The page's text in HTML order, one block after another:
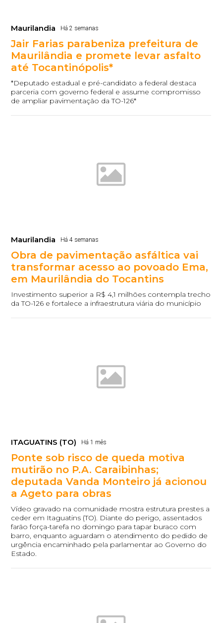
Maurilandia Há 2 semanas
Jair Farias parabeniza prefeitura de
Maurilândia e promete levar asfalto
até Tocantinópolis*
*Deputado estadual e pré-candidato a federal destaca
parceria com governo federal e assume compromisso
de ampliar pavimentação da TO-126*
Maurilandia Há 4 semanas
Obra de pavimentação asfáltica vai
transformar acesso ao povoado Ema,
em Maurilândia do Tocantins
Investimento superior a R$ 4,1 milhões contempla trecho
da TO-126 e fortalece a infraestrutura viária do município
ITAGUATINS (TO) Há 1 mês
Ponte sob risco de queda motiva
mutirão no P.A. Caraibinhas;
deputada Vanda Monteiro já acionou
a Ageto para obras
Vídeo gravado na comunidade mostra estrutura prestes a
ceder em Itaguatins (TO). Diante do perigo, assentados
farão força-tarefa no domingo para tapar buraco com
barro, enquanto aguardam o atendimento do pedido de
urgência encaminhado pela parlamentar ao Governo do
Estado.